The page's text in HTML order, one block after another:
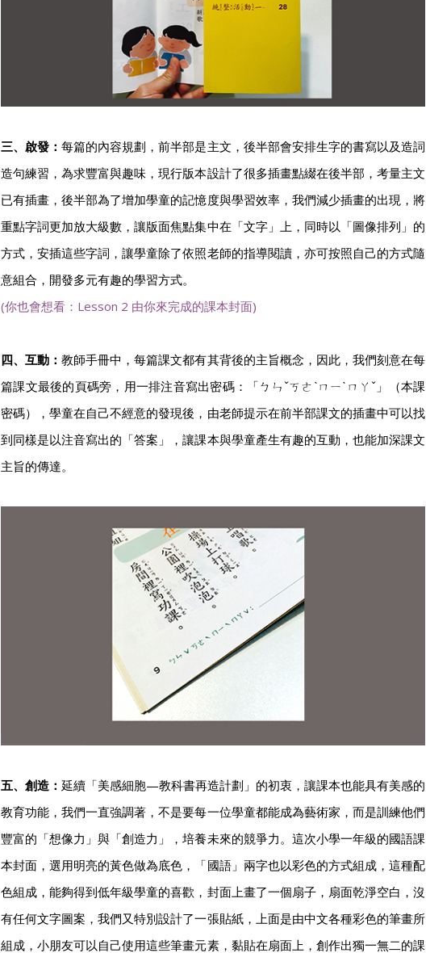
三、啟發：每篇的內容規劃，前半部是主文，後半部會安排生字的書寫以及造詞
造句練習，為求豐富與趣味，現行版本設計了很多插畫點綴在後半部，考量主文
已有插畫，後半部為了增加學童的記憶度與學習效率，我們減少插畫的出現，將
重點字詞更加放大級數，讓版面焦點集中在「文字」上，同時以「圖像排列」的
方式，安插這些字詞，讓學童除了依照老師的指導閱讀，亦可按照自己的方式隨
意組合，開發多元有趣的學習方式。
(你也會想看：Lesson 2 由你來完成的課本封面)
四、互動：教師手冊中，每篇課文都有其背後的主旨概念，因此，我們刻意在每
篇課文最後的頁碼旁，用一排注音寫出密碼：「ㄅㄣˇㄎㄜˋㄇㄧˋㄇㄚˇ」（本課
密碼），學童在自己不經意的發現後，由老師提示在前半部課文的插畫中可以找
到同樣是以注音寫出的「答案」，讓課本與學童產生有趣的互動，也能加深課文
主旨的傳達。
五、創造： 延續「美感細胞—教科書再造計劃」的初衷，讓課本也能具有美感的
教育功能，我們一直強調著，不是要每一位學童都能成為藝術家，而是訓練他們
豐富的「想像力」與「創造力」，培養未來的競爭力。這次小學一年級的國語課
本封面，選用明亮的黃色做為底色，「國語」兩字也以彩色的方式組成，這種配
色組成，能夠得到低年級學童的喜歡，封面上畫了一個扇子，扇面乾淨空白，沒
有任何文字圖案，我們又特別設計了一張貼紙，上面是由中文各種彩色的筆畫所
組成，小朋友可以自己使用這些筆畫元素，黏貼在扇面上，創作出獨一無二的課